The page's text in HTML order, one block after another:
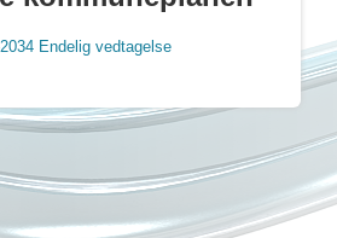
Endelig vedtagelse